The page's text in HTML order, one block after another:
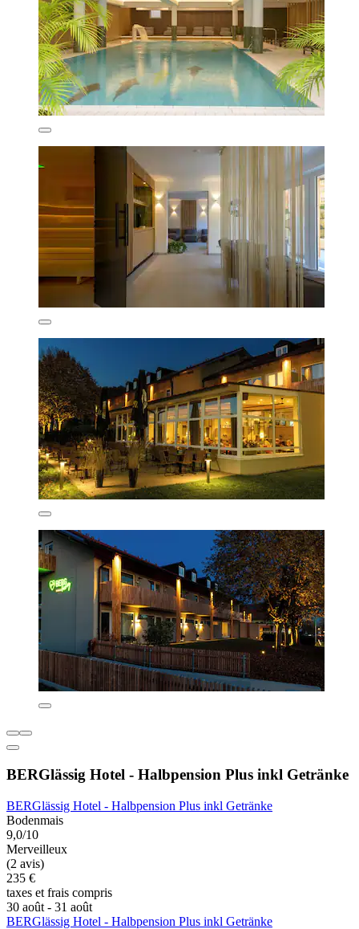
BERGlässig Hotel - Halbpension Plus inkl Getränke
BERGlässig Hotel - Halbpension Plus inkl Getränke
Bodenmais
9,0/10
Merveilleux
(2 avis)
235 €
taxes et frais compris
30 août - 31 août
BERGlässig Hotel - Halbpension Plus inkl Getränke